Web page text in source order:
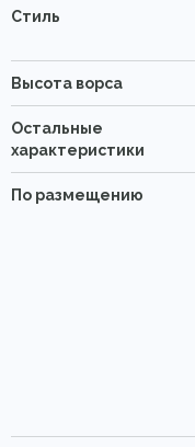
Стиль
Высота ворса
Остальные
характеристики
По размещению